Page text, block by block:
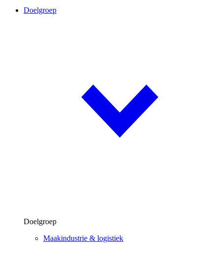
Doelgroep
Doelgroep
Maakindustrie & logistiek